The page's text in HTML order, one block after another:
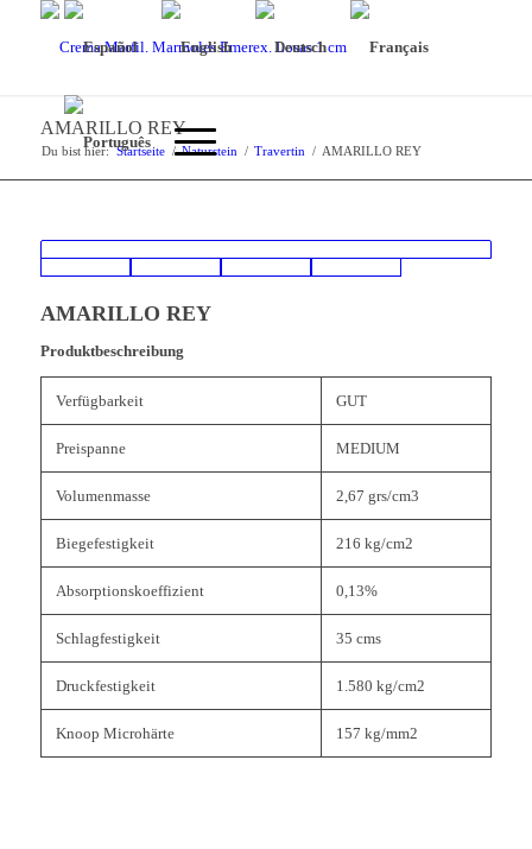
AMARILLO REY
Du bist hier: Startseite / Naturstein / Travertin / AMARILLO REY
AMARILLO REY
Produktbeschreibung
Verfügbarkeit GUT
Preispanne MEDIUM
Volumenmasse 2,67 grs/cm3
Biegefestigkeit 216 kg/cm2
Absorptionskoeffizient 0,13%
Schlagfestigkeit 35 cms
Druckfestigkeit 1.580 kg/cm2
Knoop Microhärte 157 kg/mm2